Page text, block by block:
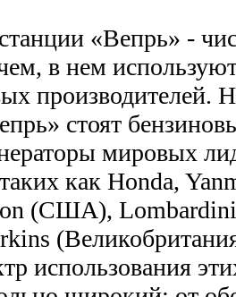
«Вепрь» -
в нем
производителей.
стоят
мировых
как Honda,
(США), Lombardini
использования